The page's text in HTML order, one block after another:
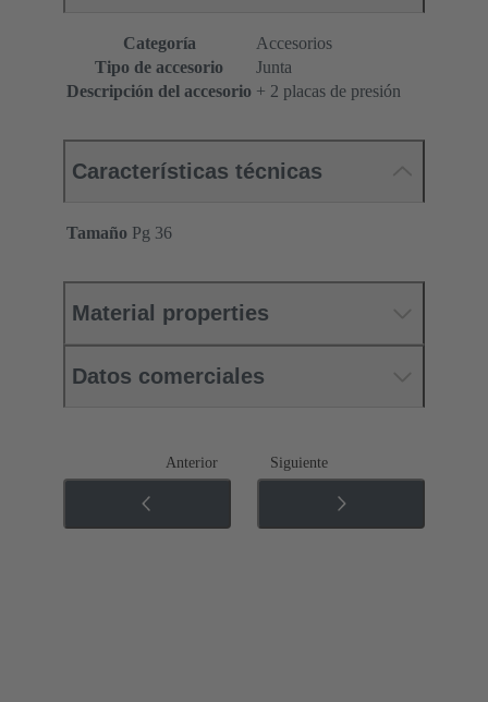
Categoría
Accesorios
Tipo de accesorio
Junta
Descripción del accesorio + 2 placas de presión
Características técnicas
Tamaño Pg 36
Material properties
Datos comerciales
Anterior Siguiente